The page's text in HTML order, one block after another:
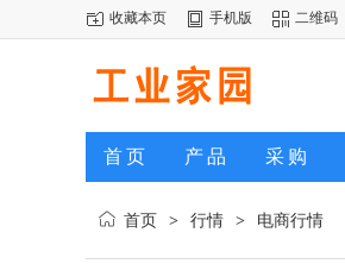
收藏本页 手机版 二维码
首页 产品 采购
首页 > 行情 > 电商行情